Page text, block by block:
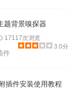
题背景嗅探器
17117次浏览
3.0分
件
插件安装使用教程